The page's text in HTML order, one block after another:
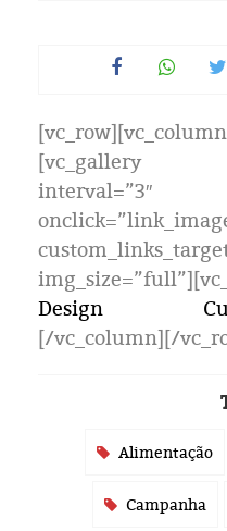
[vc_gallery
interval=”3″
Design
[/vc_column][/
Alimentação
Campanha